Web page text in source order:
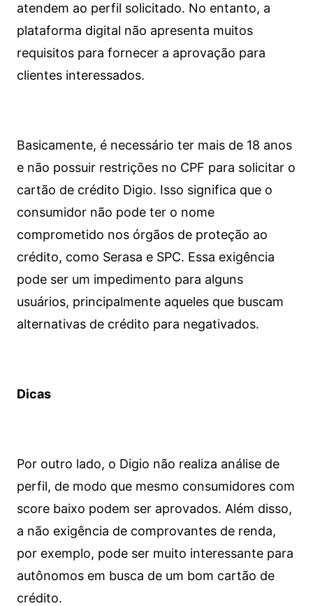
atendem ao perfil solicitado. No entanto, a
plataforma digital não apresenta muitos
requisitos para fornecer a aprovação para
clientes interessados.
Basicamente, é necessário ter mais de 18 anos
e não possuir restrições no CPF para solicitar o
cartão de crédito Digio. Isso significa que o
consumidor não pode ter o nome
comprometido nos órgãos de proteção ao
crédito, como Serasa e SPC. Essa exigência
pode ser um impedimento para alguns
usuários, principalmente aqueles que buscam
alternativas de crédito para negativados.
Dicas
Por outro lado, o Digio não realiza análise de
perfil, de modo que mesmo consumidores com
score baixo podem ser aprovados. Além disso,
a não exigência de comprovantes de renda,
por exemplo, pode ser muito interessante para
autônomos em busca de um bom cartão de
crédito.